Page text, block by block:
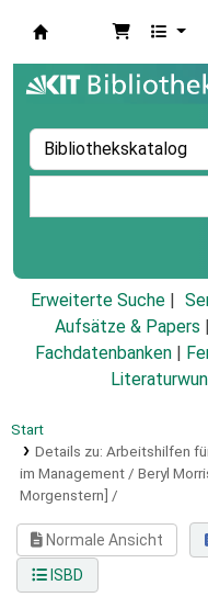
Erweiterte Suche
Aufsätze & Papers
Fachdatenbanken
Start
Details zu: Arbeitshilfen
im Management / Beryl
Morgenstern] /
Normale Ansicht
ISBD